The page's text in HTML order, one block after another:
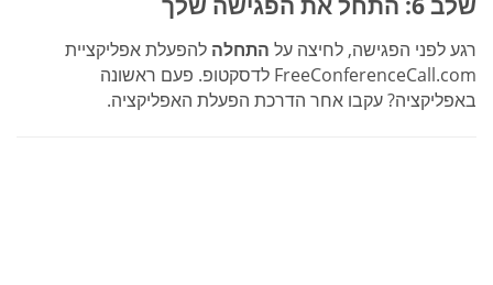
רגע לפני הפגישה, לחיצה על התחלה להפעלת אפליקציית
FreeConferenceCall.com לדסקטופ. פעם ראשונה
באפליקציה? עקבו אחר הדרכת הפעלת האפליקציה.